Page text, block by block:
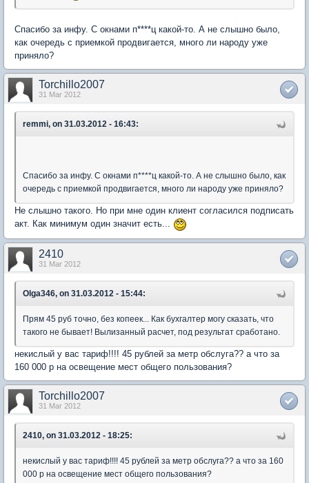
Спасибо за инфу. С окнами п****ц какой-то. А не слышно было,
как очередь с приемкой продвигается, много ли народу уже
приняло?
Torchillo2007
31 Mar 2012
remmi, on 31.03.2012 - 16:43:
Спасибо за инфу. С окнами п****ц какой-то. А не слышно было, как
очередь с приемкой продвигается, много ли народу уже приняло?
Не слышно такого. Но при мне один клиент согласился подписать
акт. Как минимум один значит есть...
2410
31 Mar 2012
Olga346, on 31.03.2012 - 15:44:
Прям 45 руб точно, без копеек... Как бухгалтер могу сказать, что
такого не бывает! Вылизанный расчет, под результат сработано.
некислый у вас тариф!!!! 45 рублей за метр обслуга?? а что за
160 000 р на освещение мест общего пользования?
Torchillo2007
31 Mar 2012
2410, on 31.03.2012 - 18:25:
некислый у вас тариф!!!! 45 рублей за метр обслуга?? а что за 160
000 р на освещение мест общего пользования?